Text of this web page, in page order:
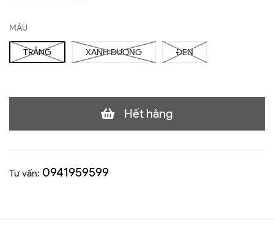
MÀU
TRẮNG XANH DƯƠNG ĐEN
Hết hàng
Tư vấn: 0941959599